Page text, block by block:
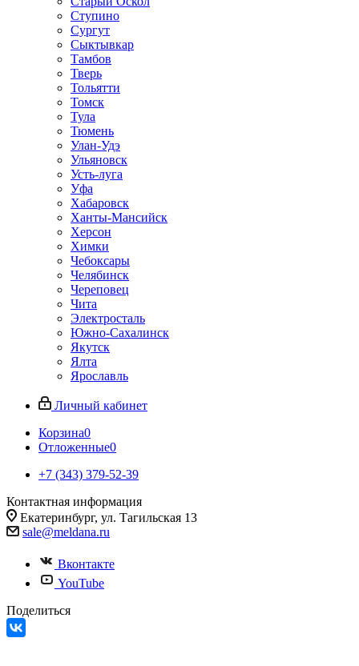
Ступино
Сургут
Сыктывкар
Тамбов
Тверь
Тольятти
Томск
Тула
Тюмень
Улан-Удэ
Ульяновск
Усть-луга
Уфа
Хабаровск
Ханты-Мансийск
Херсон
Химки
Чебоксары
Челябинск
Череповец
Чита
Электросталь
Южно-Сахалинск
Якутск
Ялта
Ярославль
Личный кабинет
Корзина0
Отложенные0
+7 (343) 379-52-39
Контактная информация
Екатеринбург, ул. Тагильская 13
sale@meldana.ru
Вконтакте
YouTube
Поделиться